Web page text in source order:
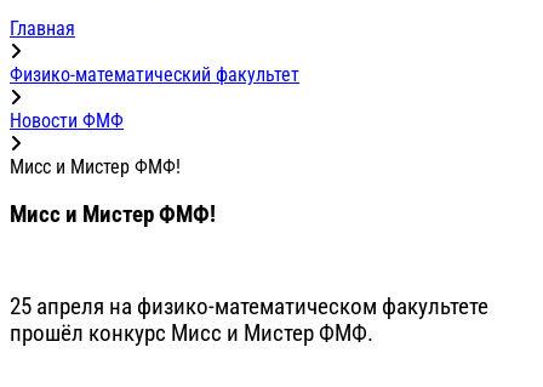
Главная
Физико-математический факультет
Новости ФМФ
Мисс и Мистер ФМФ!
Мисс и Мистер ФМФ!
25 апреля на физико-математическом факультете
прошёл конкурс Мисс и Мистер ФМФ.